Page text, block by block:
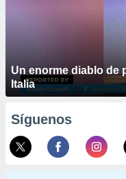
Un enorme diablo de
Italia
Síguenos